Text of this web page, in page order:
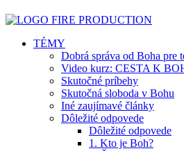
TÉMY
Dobrá správa od Boha pre
Video kurz: CESTA K
Skutočné príbehy
Skutočná sloboda v Bohu
Iné zaujímavé články
Dôležité odpovede
Dôležité odpovede
1. Kto je Boh?